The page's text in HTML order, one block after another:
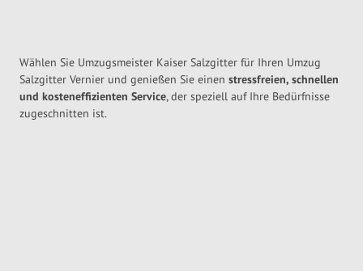
Wählen Sie Umzugsmeister Kaiser Salzgitter für Ihren Umzug
Salzgitter Vernier und genießen Sie einen stressfreien, schnellen
und kosteneffizienten Service, der speziell auf Ihre Bedürfnisse
zugeschnitten ist.